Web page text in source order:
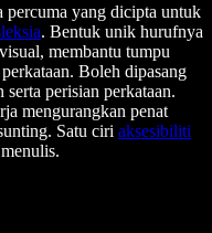
percuma yang dicipta untuk
. Bentuk unik hurufnya
membantu tumpu
Boleh dipasang
perisian perkataan.
mengurangkan penat
Satu ciri aksesibiliti